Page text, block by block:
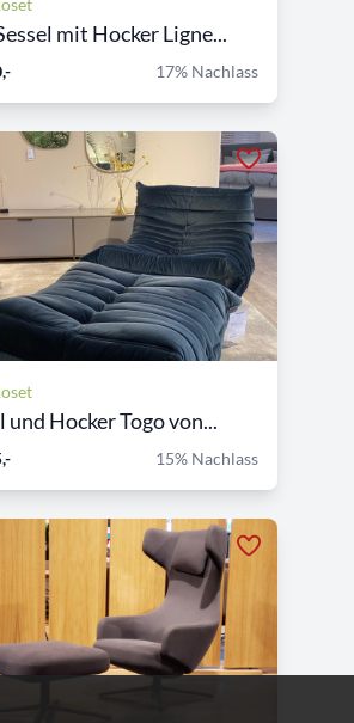
mit Hocker Ligne...
17% Nachlass
und Hocker Togo von...
15% Nachlass